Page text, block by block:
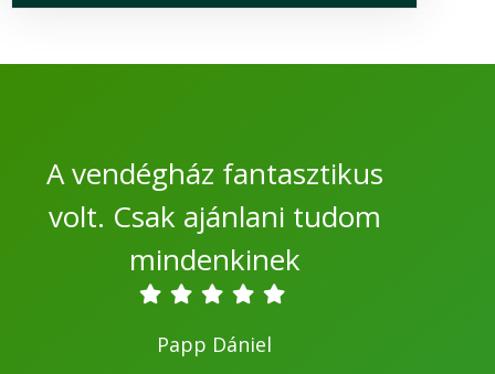
A vendégház fantasztikus
volt. Csak ajánlani tudom
mindenkinek
Papp Dániel